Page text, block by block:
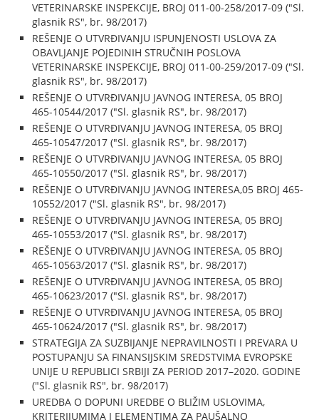
VETERINARSKE INSPEKCIJE, BROJ 011-00-258/2017-09 ("Sl.
glasnik RS", br. 98/2017)
REŠENJE O UTVRĐIVANJU ISPUNJENOSTI USLOVA ZA
OBAVLJANJE POJEDINIH STRUČNIH POSLOVA
VETERINARSKE INSPEKCIJE, BROJ 011-00-259/2017-09 ("Sl.
glasnik RS", br. 98/2017)
REŠENJE O UTVRĐIVANJU JAVNOG INTERESA, 05 BROJ
465-10544/2017 ("Sl. glasnik RS", br. 98/2017)
REŠENJE O UTVRĐIVANJU JAVNOG INTERESA, 05 BROJ
465-10547/2017 ("Sl. glasnik RS", br. 98/2017)
REŠENJE O UTVRĐIVANJU JAVNOG INTERESA, 05 BROJ
465-10550/2017 ("Sl. glasnik RS", br. 98/2017)
REŠENJE O UTVRĐIVANJU JAVNOG INTERESA,05 BROJ 465-
10552/2017 ("Sl. glasnik RS", br. 98/2017)
REŠENJE O UTVRĐIVANJU JAVNOG INTERESA, 05 BROJ
465-10553/2017 ("Sl. glasnik RS", br. 98/2017)
REŠENJE O UTVRĐIVANJU JAVNOG INTERESA, 05 BROJ
465-10563/2017 ("Sl. glasnik RS", br. 98/2017)
REŠENJE O UTVRĐIVANJU JAVNOG INTERESA, 05 BROJ
465-10623/2017 ("Sl. glasnik RS", br. 98/2017)
REŠENJE O UTVRĐIVANJU JAVNOG INTERESA, 05 BROJ
465-10624/2017 ("Sl. glasnik RS", br. 98/2017)
STRATEGIJA ZA SUZBIJANJE NEPRAVILNOSTI I PREVARA U
POSTUPANJU SA FINANSIJSKIM SREDSTVIMA EVROPSKE
UNIJE U REPUBLICI SRBIJI ZA PERIOD 2017–2020. GODINE
("Sl. glasnik RS", br. 98/2017)
UREDBA O DOPUNI UREDBE O BLIŽIM USLOVIMA,
KRITERIJUMIMA I ELEMENTIMA ZA PAUŠALNO